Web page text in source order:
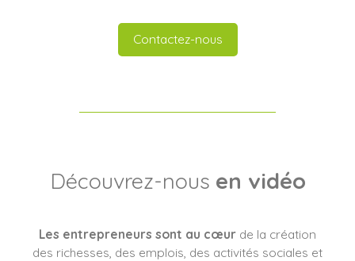
Contactez-nous
Découvrez-nous en vidéo
Les entrepreneurs sont au cœur de la création
des richesses, des emplois, des activités sociales et